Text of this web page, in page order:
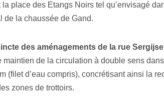
place des Etangs Noirs tel qu’envisagé
de la chaussée de Gand.
des aménagements de la rue
maintien de la circulation à double sens
(filet d’eau compris), concrétisant ainsi la
zones de trottoirs.